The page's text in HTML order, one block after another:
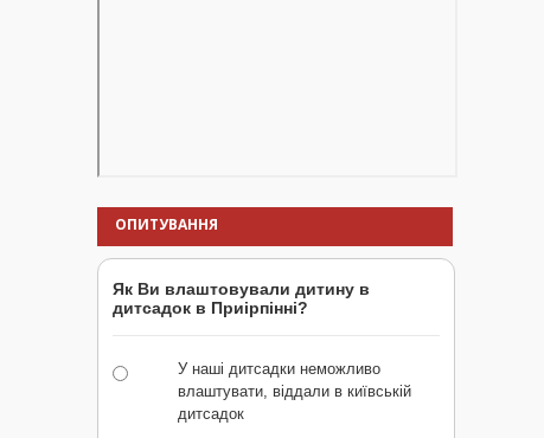
ОПИТУВАННЯ
Як Ви влаштовували дитину в
дитсадок в Приірпінні?
У наші дитсадки неможливо
влаштувати, віддали в київській
дитсадок